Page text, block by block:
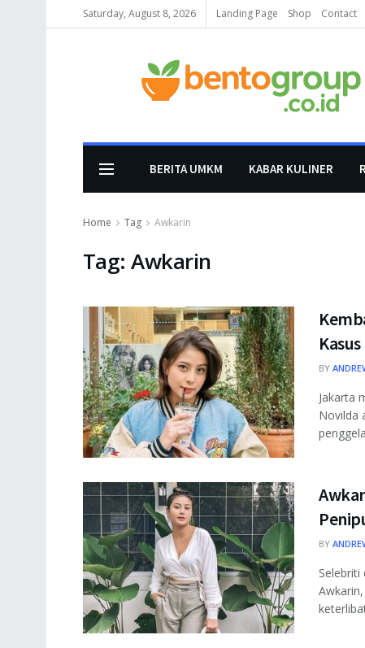
Saturday, August 8, 2026 Landing Page Shop Contact
BERITA UMKM KABAR KULINER
Home Tag Awkarin
Tag:Awkarin
BY
Jakarta
Novilda
BY
Selebriti